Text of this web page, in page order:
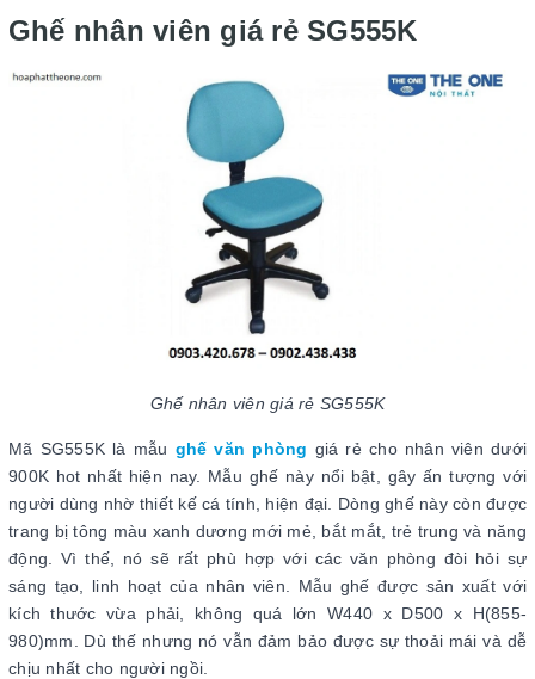
Ghế nhân viên giá rẻ SG555K
Ghế nhân viên giá rẻ SG555K
Mã SG555K là mẫu ghế văn phòng giá rẻ cho nhân viên dưới
900K hot nhất hiện nay. Mẫu ghế này nổi bật, gây ấn tượng với
người dùng nhờ thiết kế cá tính, hiện đại. Dòng ghế này còn được
trang bị tông màu xanh dương mới mẻ, bắt mắt, trẻ trung và năng
động. Vì thế, nó sẽ rất phù hợp với các văn phòng đòi hỏi sự
sáng tạo, linh hoạt của nhân viên. Mẫu ghế được sản xuất với
kích thước vừa phải, không quá lớn W440 x D500 x H(855-
980)mm. Dù thế nhưng nó vẫn đảm bảo được sự thoải mái và dễ
chịu nhất cho người ngồi.